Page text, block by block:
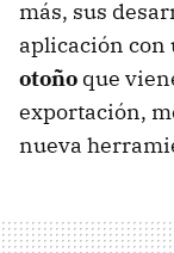
más, sus
aplicación con
otoño que
exportación,
nueva